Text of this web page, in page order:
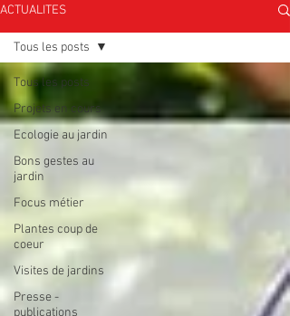
ACTUALITES
Tous les posts
Projets en cours
Ecologie au jardin
Bons gestes au
jardin
Focus métier
Plantes coup de
coeur
Visites de jardins
Presse -
publications
Tous les posts